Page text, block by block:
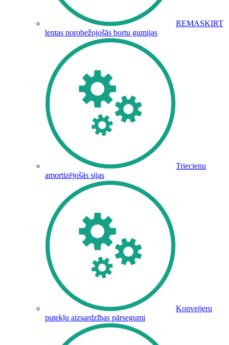
REMASKIRT
lentas norobežojošās bortu gumijas
Triecienu
amortizējošās sijas
Konveijeru
putekļu aizsardzības pārsegumi